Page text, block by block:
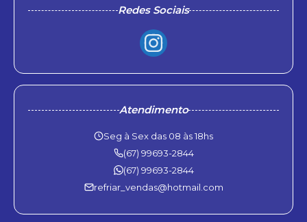
Redes Sociais
Atendimento
Seg à Sex das 08 às 18hs
(67) 99693-2844
(67) 99693-2844
refriar_vendas@hotmail.com